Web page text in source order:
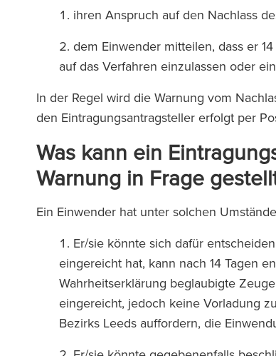
ihren Anspruch auf den Nachlass
dem Einwender mitteilen, dass er
auf das Verfahren einzulassen oder
In der Regel wird die Warnung vom
den Eintragungsantragsteller erfolgt per
Was kann ein
Warnung in Frage
Ein Einwender hat unter solchen
Er/sie könnte sich dafür
eingereicht hat, kann nach 14 Tagen
Wahrheitserklärung beglaubigte
eingereicht, jedoch keine Vorladung
Bezirks Leeds auffordern, die